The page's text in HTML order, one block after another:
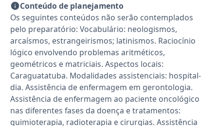
Conteúdo de planejamento
Os seguintes conteúdos não serão contemplados
pelo preparatório: Vocabulário: neologismos,
arcaísmos, estrangeirismos; latinismos. Raciocínio
lógico envolvendo problemas aritméticos,
geométricos e matriciais. Aspectos locais:
Caraguatatuba. Modalidades assistenciais: hospital-
dia. Assistência de enfermagem em gerontologia.
Assistência de enfermagem ao paciente oncológico
nas diferentes fases da doença e tratamentos:
quimioterapia, radioterapia e cirurgias. Assistência